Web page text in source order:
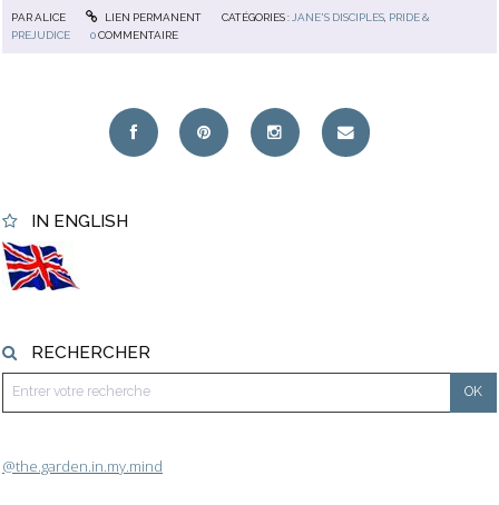
PARALICE LIEN PERMANENT CATÉGORIES : JANE'S DISCIPLES PRIDE &
PREJUDICE
0 COMMENTAIRE
IN ENGLISH
RECHERCHER
@the.garden.in.my.mind